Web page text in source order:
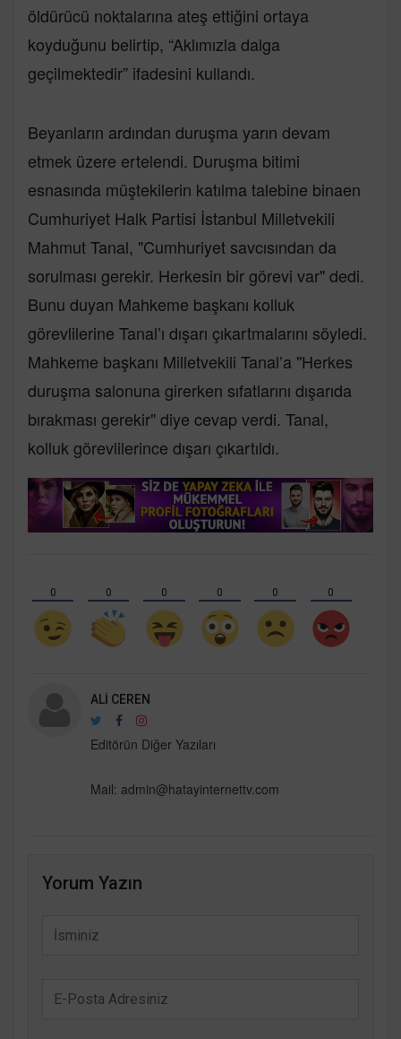
öldürücü noktalarına ateş ettiğini ortaya
koyduğunu belirtip, “Aklımızla dalga
geçilmektedir” ifadesini kullandı.
Beyanların ardından duruşma yarın devam
etmek üzere ertelendi. Duruşma bitimi
esnasında müştekilerin katılma talebine binaen
Cumhuriyet Halk Partisi İstanbul Milletvekili
Mahmut Tanal, "Cumhuriyet savcısından da
sorulması gerekir. Herkesin bir görevi var" dedi.
Bunu duyan Mahkeme başkanı kolluk
görevlilerine Tanal’ı dışarı çıkartmalarını söyledi.
Mahkeme başkanı Milletvekili Tanal’a "Herkes
duruşma salonuna girerken sıfatlarını dışarıda
bırakması gerekir" diye cevap verdi. Tanal,
kolluk görevlilerince dışarı çıkartıldı.
0 0 0 0 0 0
ALI CEREN
Editörün Diğer Yazıları
Mail: admin@hatayinternettv.com
Yorum Yazın